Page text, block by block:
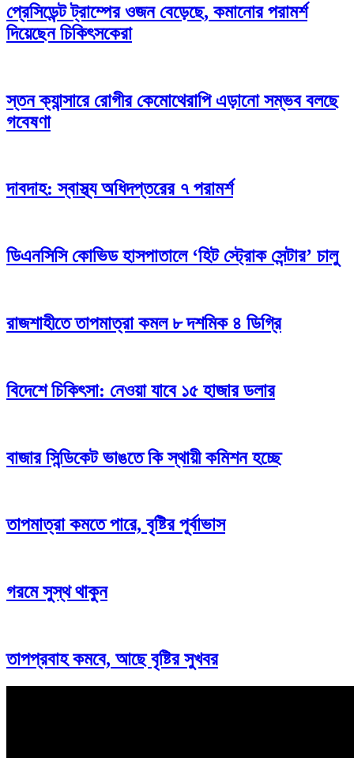
প্রেসিডেন্ট ট্রাম্পের ওজন বেড়েছে, কমানোর পরামর্শ
দিয়েছেন চিকিৎসকেরা
স্তন ক্যান্সারে রোগীর কেমোথেরাপি এড়ানো সম্ভব বলছে
গবেষণা
দাবদাহ: স্বাস্থ্য অধিদপ্তরের ৭ পরামর্শ
ডিএনসিসি কোভিড হাসপাতালে ‘হিট স্ট্রোক সেন্টার’ চালু
রাজশাহীতে তাপমাত্রা কমল ৮ দশমিক ৪ ডিগ্রি
বিদেশে চিকিৎসা: নেওয়া যাবে ১৫ হাজার ডলার
বাজার সিন্ডিকেট ভাঙতে কি স্থায়ী কমিশন হচ্ছে
তাপমাত্রা কমতে পারে, বৃষ্টির পূর্বাভাস
গরমে সুস্থ থাকুন
তাপপ্রবাহ কমবে, আছে বৃষ্টির সুখবর